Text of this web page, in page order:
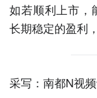
如若顺利上市，
长期稳定的盈利
采写：南都N视